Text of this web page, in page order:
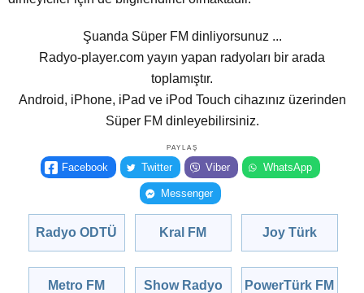
Şuanda Süper FM dinliyorsunuz ...
Radyo-player.com yayın yapan radyoları bir arada
toplamıştır.
Android, iPhone, iPad ve iPod Touch cihazınız üzerinden
Süper FM dinleyebilirsiniz.
PAYLAŞ
Facebook Twitter Viber WhatsApp
Messenger
Radyo ODTÜ Kral FM Joy Türk
Metro FM Show Radyo PowerTürk FM